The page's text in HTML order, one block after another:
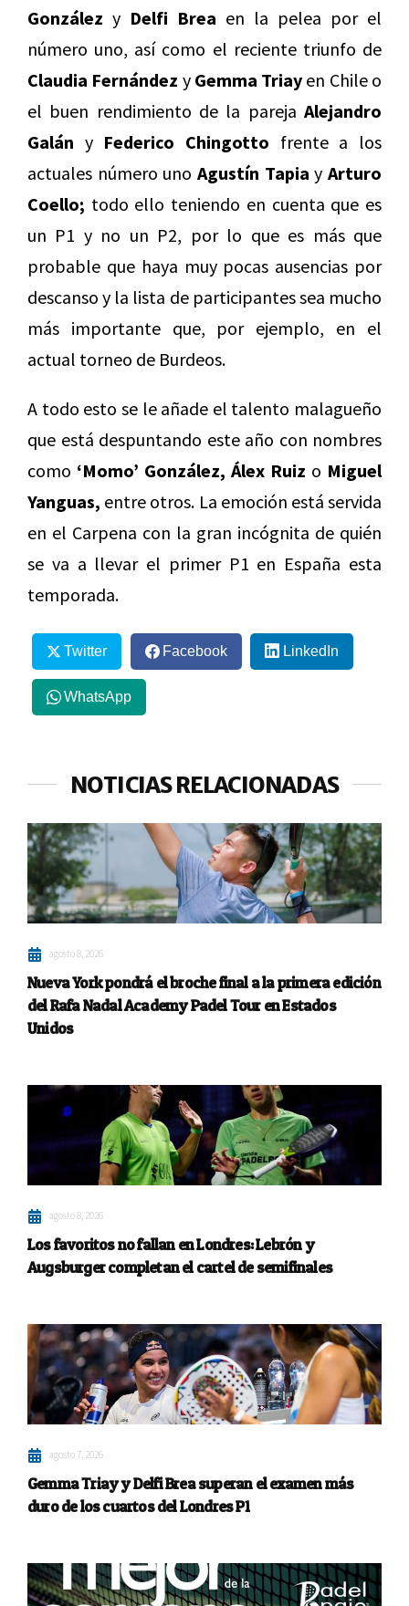
González y Delfi Brea en la pelea por el
número uno, así como el reciente triunfo de
Claudia Fernández y Gemma Triay en Chile o
el buen rendimiento de la pareja Alejandro
Galán y Federico Chingotto frente a los
actuales número uno Agustín Tapia yArturo
Coello; todo ello teniendo en cuenta que es
un P1 y no un P2, por lo que es más que
probable que haya muy pocas ausencias por
descanso y la lista de participantes sea mucho
más importante que, por ejemplo, en el
actual torneo de Burdeos.
A todo esto se le añade el talento malagueño
que está despuntando este año con nombres
como ‘Momo’ González, Álex Ruiz o Miguel
Yanguas, entre otros. La emoción está servida
en el Carpena con la gran incógnita de quién
se va a llevar el primer P1 en España esta
temporada.
Twitter Facebook LinkedIn
WhatsApp
NOTICIAS RELACIONADAS
agosto 8, 2026
Nueva York pondrá el broche final a la primera edición
del Rafa Nadal Academy Padel Tour en Estados
Unidos
agosto 8, 2026
Los favoritos no fallan en Londres: Lebrón y
Augsburger completan el cartel de semifinales
agosto 7, 2026
Gemma Triay y Delfi Brea superan el examen más
duro de los cuartos del Londres P1